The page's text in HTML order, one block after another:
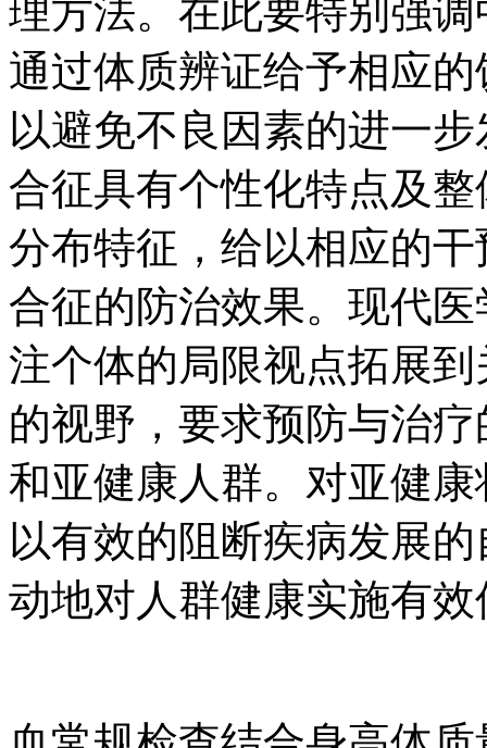
理方法。在此要特别强
通过体质辨证给予相应
以避免不良因素的进一
合征具有个性化特点及
分布特征，给以相应的
合征的防治效果。现代
注个体的局限视点拓展
的视野，要求预防与治
和亚健康人群。对亚健
以有效的阻断疾病发展
动地对人群健康实施有效